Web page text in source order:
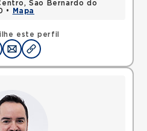
este perfil
Sao Bernardo do
•
Mapa